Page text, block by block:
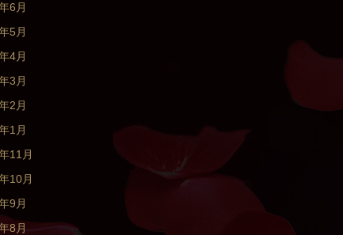
6月
5月
4月
3月
2月
1月
11月
10月
9月
8月